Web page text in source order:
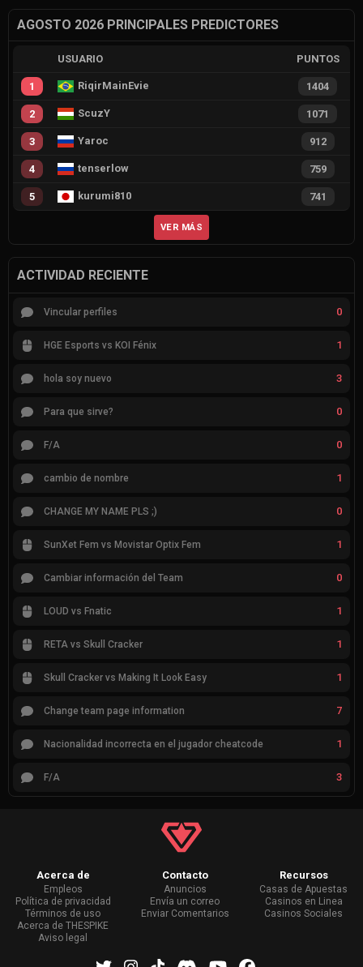
AGOSTO 2026 PRINCIPALES PREDICTORES
USUARIO PUNTOS
1 RiqirMainEvie 1404
2 ScuzY 1071
3 Yaroc 912
4 tenserlow 759
5 kurumi810 741
VER MÁS
ACTIVIDAD RECIENTE
Vincular perfiles 0
HGE Esports vs KOI Fénix 1
hola soy nuevo 3
Para que sirve? 0
F/A 0
cambio de nombre 1
CHANGE MY NAME PLS ;) 0
SunXet Fem vs Movistar Optix Fem 1
Cambiar información del Team 0
LOUD vs Fnatic 1
RETA vs Skull Cracker 1
Skull Cracker vs Making It Look Easy 1
Change team page information 7
Nacionalidad incorrecta en el jugador cheatcode 1
F/A 3
Acerca de
Empleos
Política de privacidad
Términos de uso
Acerca de THESPIKE
Aviso legal
Contacto
Anuncios
Envía un correo
Enviar Comentarios
Recursos
Casas de Apuestas
Casinos en Linea
Casinos Sociales